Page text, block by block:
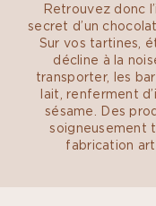
Retrouvez donc
secret d’un
Sur vos tartines,
décline à la
transporter, les
lait, renferment
sésame. Des
soigneusement
fabrication